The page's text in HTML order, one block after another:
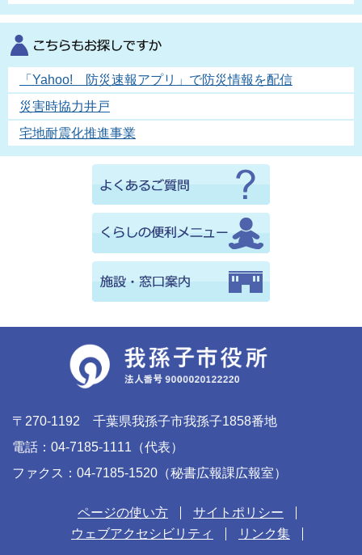
「Yahoo! 防災速報アプリ」で防災情報を配信
災害時協力井戸
宅地耐震化推進事業
〒270-1192 千葉県我孫子市我孫子1858番地
電話：04-7185-1111（代表）
ファクス：04-7185-1520（秘書広報課広報室）
ページの使い方
サイトポリシー
ウェブアクセシビリティ
リンク集